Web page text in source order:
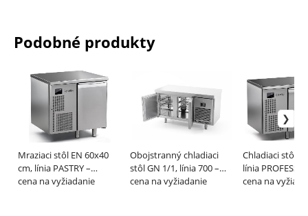
Podobné produkty
Mraziaci stôl EN 60x40
cm, línia PASTRY –
EVERLASTING
cena na vyžiadanie
Obojstranný chladiaci
stôl GN 1/1, línia 700 –
INFRICO
cena na vyžiadanie
Chladiaci stôl
línia
70/90 –
cena na